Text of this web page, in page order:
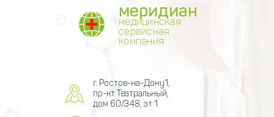
меридиан
медицинская
сервисная
компания
г. Ростов-на-Дону1,
пр-кт Театральный,
дом 60/348, эт 1